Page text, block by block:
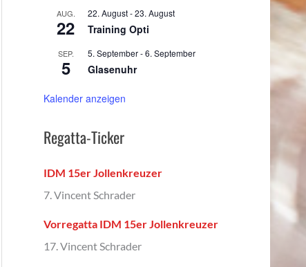
AUG.
22
22. August-23. August
Training Opti
SEP.
5
5. September-6. September
Glasenuhr
Kalender anzeigen
Regatta-Ticker
IDM 15er Jollenkreuzer
7. Vincent Schrader
Vorregatta IDM 15er Jollenkreuzer
17. Vincent Schrader